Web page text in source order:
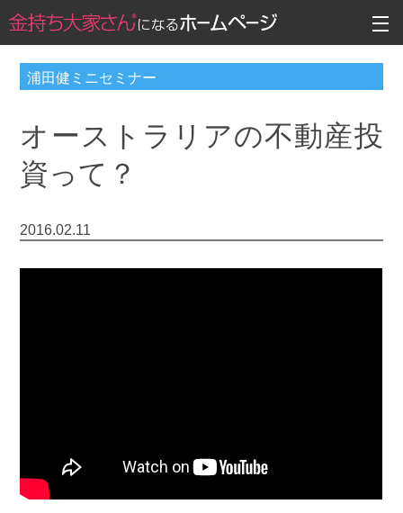
浦田健ミニセミナー
オーストラリアの不動産投
資って？
2016.02.11